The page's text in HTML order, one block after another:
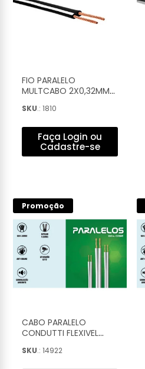
FIO PARALELO
MULTCABO 2X0,32MM
BRANCA (100M) -
SKU.: 1810
Faça Login ou
Cadastre-se
Promoção
CABO PARALELO
CONDUTTI FLEXIVEL
RELEVO BRANCO 2X16
SKU.: 14922